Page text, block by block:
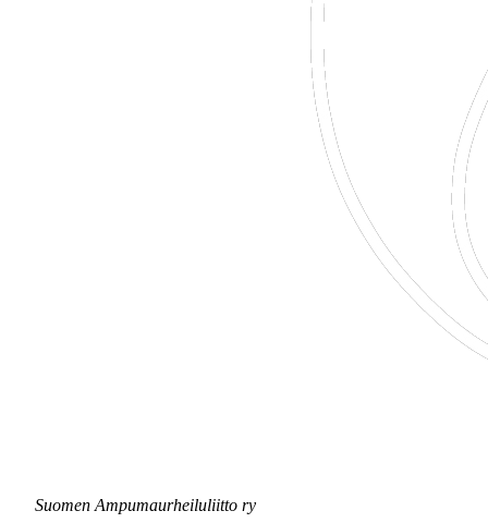
Suomen Ampumaurheiluliitto ry